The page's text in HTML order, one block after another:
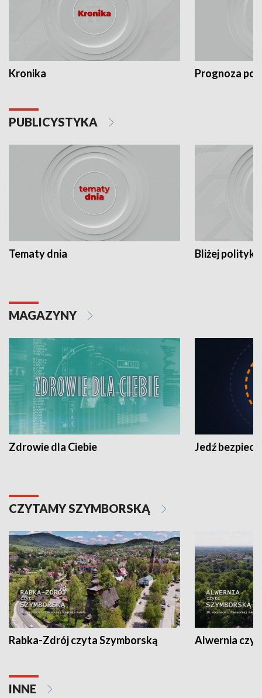
Kronika Prognoza
PUBLICYSTYKA
Tematy dnia Bliżej polityki
MAGAZYNY
Zdrowie dla Ciebie Jedź
CZYTAMY SZYMBORSKĄ
Rabka-Zdrój czyta Szymborską Alwernia
INNE